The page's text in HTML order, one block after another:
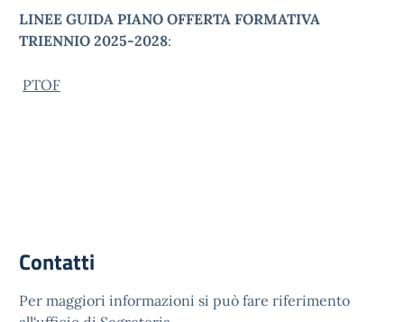
LINEE GUIDA PIANO OFFERTA FORMATIVA
TRIENNIO 2025-2028:
PTOF
Contatti
Per maggiori informazioni si può fare riferimento